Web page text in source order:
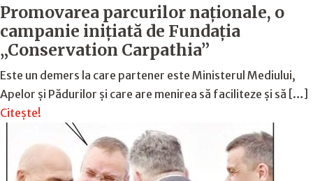
Promovarea parcurilor naționale, o
campanie inițiată de Fundația
„Conservation Carpathia”
Este un demers la care partener este Ministerul Mediului,
Apelor și Pădurilor și care are menirea să faciliteze și să […]
Citește!